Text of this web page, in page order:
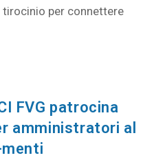
tirocinio per connettere
FVG patrocina
amministratori al